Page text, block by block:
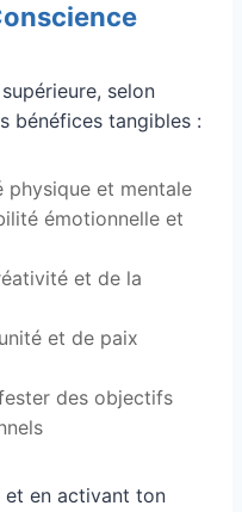
selon
bénéfices tangibles :
physique et mentale
émotionnelle et
et de la
et de paix
des objectifs
et en activant ton